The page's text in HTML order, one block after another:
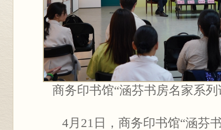
商务印书馆“涵芬书房名家系
4月21日，商务印书馆“涵芬